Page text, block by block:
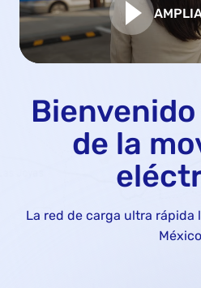
de la
La red de carga ultra rápida